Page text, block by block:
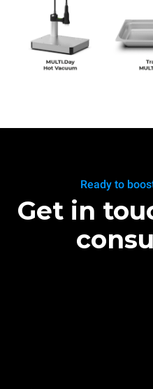
Ready to
Get in